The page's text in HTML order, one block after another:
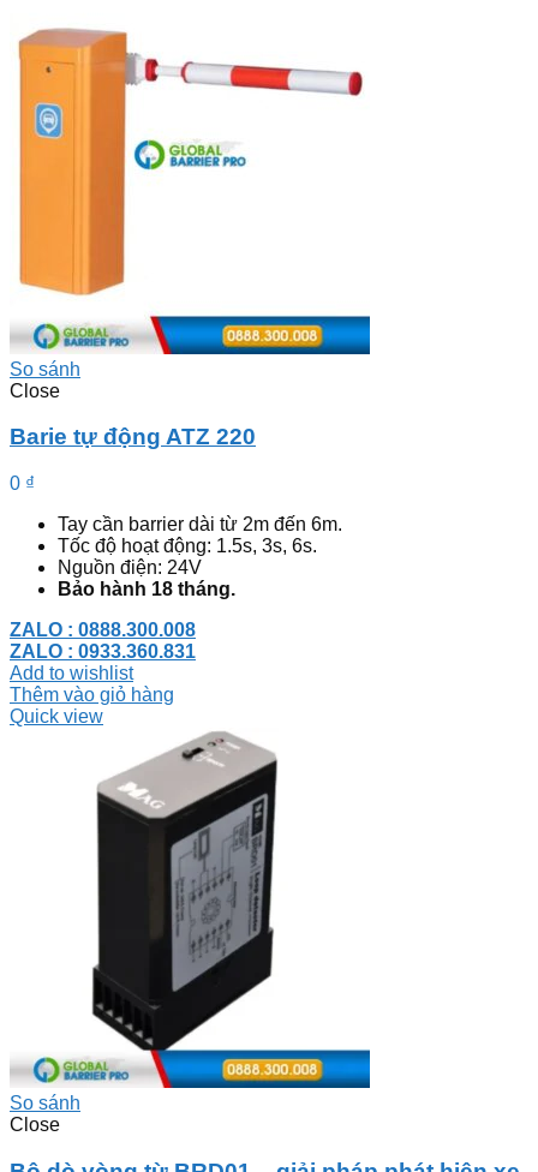
So sánh
Close
Barie tự động ATZ 220
0 ₫
Tay cần barrier dài từ 2m đến 6m.
Tốc độ hoạt động: 1.5s, 3s, 6s.
Nguồn điện: 24V
Bảo hành 18 tháng.
ZALO : 0888.300.008
ZALO : 0933.360.831
Add to wishlist
Thêm vào giỏ hàng
Quick view
So sánh
Close